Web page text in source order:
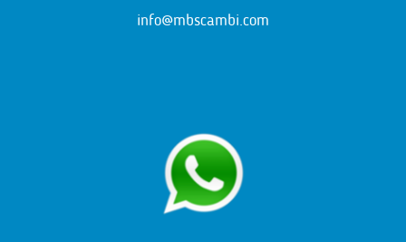
info@mbscambi.com